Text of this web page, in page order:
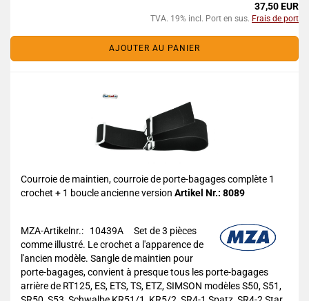
37,50 EUR
TVA. 19% incl. Port en sus. Frais de port
AJOUTER AU PANIER
Courroie de maintien, courroie de porte-bagages complète 1
crochet + 1 boucle ancienne version Artikel Nr.: 8089
MZA-Artikelnr.: 10439A
Set de 3 pièces
comme illustré. Le crochet a l'apparence de
l'ancien modèle. Sangle de maintien pour
porte-bagages, convient à presque tous les porte-bagages
arrière de RT125, ES, ETS, TS, ETZ, SIMSON modèles S50, S51,